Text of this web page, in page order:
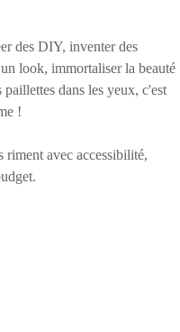
des DIY, inventer des
look, immortaliser la beauté
paillettes dans les yeux, c'est
!
riment avec accessibilité,